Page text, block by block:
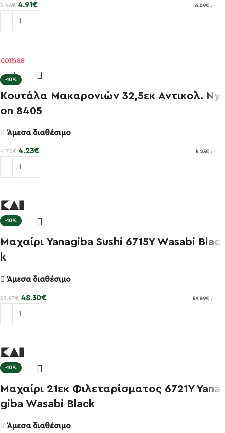
5.46€ 4.91 € 6.09€ με ΦΠΑ
-10%
Κουτάλα Μακαρονιών 32,5εκ Αντικολ. Nyl
on 8405
Άμεσα διαθέσιμο
4.70€ 4.23€ 5.25€ με ΦΠΑ
-10%
Μαχαίρι Yanagiba Sushi 6715Y Wasabi Blac
k
Άμεσα διαθέσιμο
53.67€ 48.30€ 59.89€ με ΦΠΑ
-10%
Μαχαίρι 21εκ Φιλεταρίσματος 6721Y Yana
giba Wasabi Black
Άμεσα διαθέσιμο